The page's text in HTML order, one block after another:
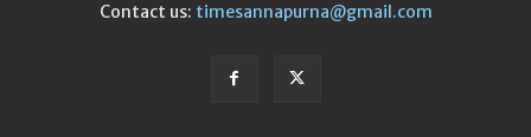
Contact us: timesannapurna@gmail.com